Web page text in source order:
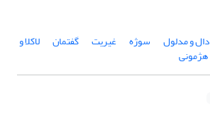
دال و مدلول سوژه‌ غیریت‌ گفتمان لاکلا و
هژمونی